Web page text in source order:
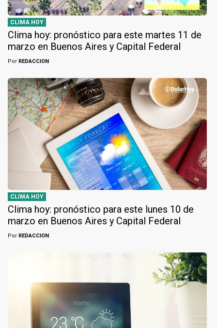
CLIMA HOY
Clima hoy: pronóstico para este martes 11 de
marzo en Buenos Aires y Capital Federal
Por REDACCION
CLIMA HOY
Clima hoy: pronóstico para este lunes 10 de
marzo en Buenos Aires y Capital Federal
Por REDACCION